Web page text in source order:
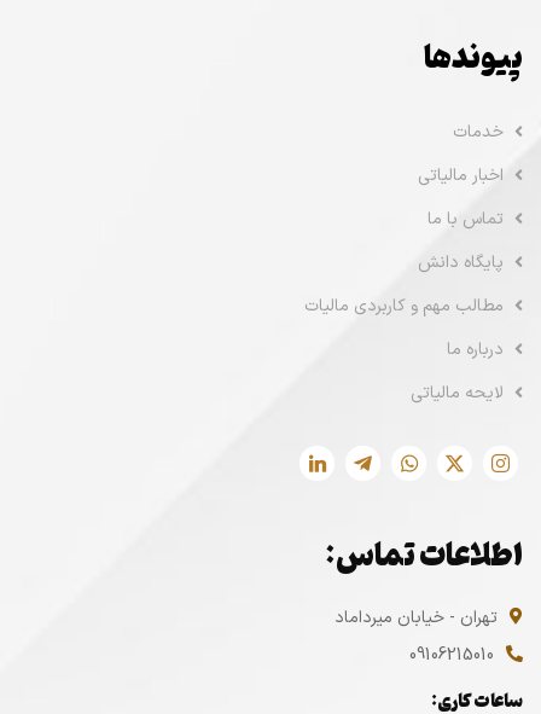
پیوندها
خدمات
اخبار مالیاتی
تماس با ما
پایگاه دانش
مطالب مهم و کاربردی مالیات
درباره ما
لایحه مالیاتی
اطلاعات تماس:
تهران - خیابان میرداماد
09106215010
ساعات کاری: